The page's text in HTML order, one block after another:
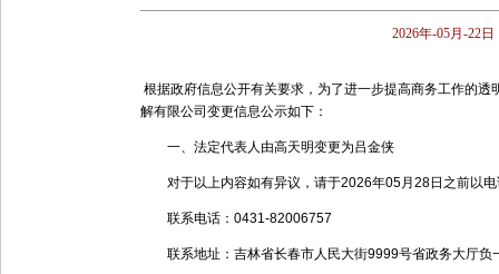
2026年-05月-22
根据政府信息公开有关要求，为了进一步提高商务工作的
解有限公司变更信息公示如下：
一、 法定代表人由高天明变更为吕金侠
对于以上内容如有异议，请于2026年05月 28日之前以
联系电话：0431-82006757
联系地址：吉林省长春市人民大街9999号省政务大厅负